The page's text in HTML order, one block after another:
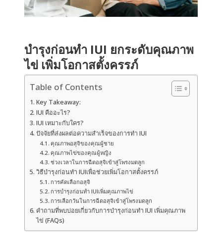
บำรุงก่อนทำ IUI ยกระดับคุณภาพ
ไข่ เพิ่มโอกาสตั้งครรภ์
Table of Contents
Key Takeaway:
IUI คืออะไร?
IUI เหมาะกับใคร?
ปัจจัยที่ส่งผลต่อความสำเร็จของการทำ IUI
คุณภาพอสุจิของคุณผู้ชาย
คุณภาพไข่ของคุณผู้หญิง
ช่วงเวลาในการฉีดอสุจิเข้าสู่โพรงมดลูก
วิธีบำรุงก่อนทำ IUIเพื่อช่วยเพิ่มโอกาสตั้งครรภ์
การคัดเลือกอสุจิ
การบำรุงก่อนทำ IUIเพิ่มคุณภาพไข่
การเลือกวันในการฉีดอสุจิเข้าสู่โพรงมดลูก
คำถามที่พบบ่อยเกี่ยวกับการบำรุงก่อนทำ IUI เพิ่มคุณภาพ
ไข่ (FAQs)